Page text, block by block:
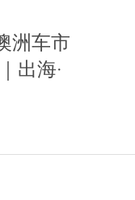
洲车市
出海·